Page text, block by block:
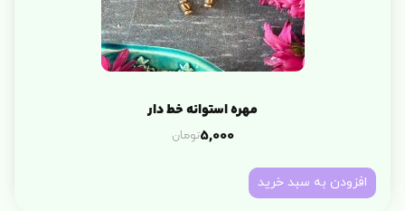
مهره استوانه خط دار
5,000تومان
افزودن به سبد خرید